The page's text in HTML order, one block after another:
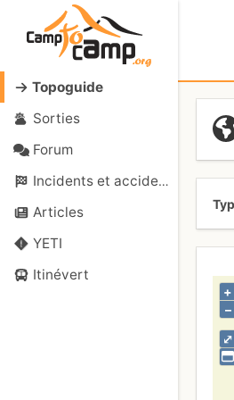
Topoguide
Sorties
Forum
Incidents et accidents
Articles
YETI
Itinévert
⤢
+
–